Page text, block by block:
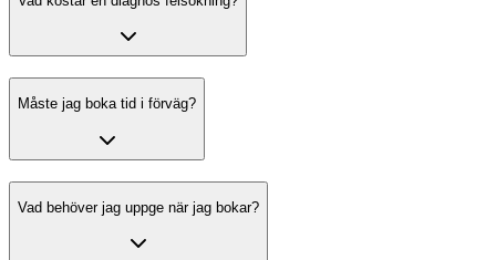
Måste jag boka tid i förväg?
Vad behöver jag uppge när jag bokar?